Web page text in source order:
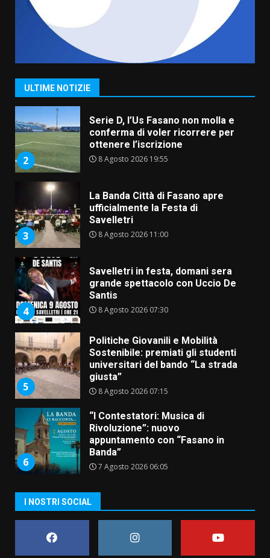
ULTIME NOTIZIE
7 Agosto 2026 06:00
1
Grande successo per la “Sagra
del Pesce Spada” a Savelletri
9 Agosto 2026 07:32
2
Serie D, l’Us Fasano non molla e
conferma di voler ricorrere per
ottenere l’iscrizione
8 Agosto 2026 19:55
3
La Banda Città di Fasano apre
ufficialmente la Festa di
Savelletri
8 Agosto 2026 11:00
4
Savelletri in festa, domani sera
grande spettacolo con Uccio De
Santis
8 Agosto 2026 07:30
5
Politiche Giovanili e Mobilità
Sostenibile: premiati gli studenti
universitari del bando “La strada
giusta”
8 Agosto 2026 07:15
6
“I Contestatori: Musica di
Rivoluzione”: nuovo
appuntamento con “Fasano in
Banda”
7 Agosto 2026 06:05
amarezza per esclusione dal
campionato di calcio”
7 Agosto 2026 06:00
I NOSTRI SOCIAL